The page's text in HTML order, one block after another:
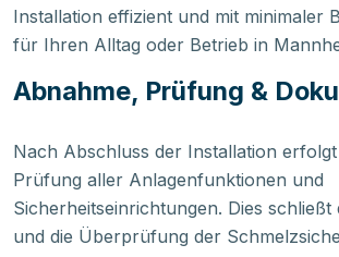
Installation effizient und mit minimaler
für Ihren Alltag oder Betrieb in
Abnahme, Prüfung &
Nach Abschluss der Installation
Prüfung aller Anlagenfunktionen und
Sicherheitseinrichtungen. Dies schließt
und die Überprüfung der